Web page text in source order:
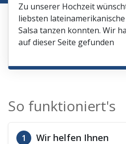
Zu unserer Hochzeit
liebsten
Salsa tanzen konnten. Wir
auf dieser Seite gefunden
So funktioniert's
1 Wir helfen Ihnen